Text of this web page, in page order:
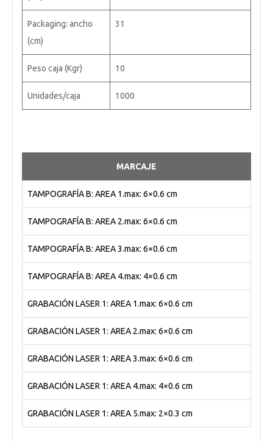
Packaging: ancho
(cm)
31
Peso caja (Kgr) 10
Unidades/caja 1000
MARCAJE
TAMPOGRAFÍA B: AREA 1.max: 6×0.6 cm
TAMPOGRAFÍA B: AREA 2.max: 6×0.6 cm
TAMPOGRAFÍA B: AREA 3.max: 6×0.6 cm
TAMPOGRAFÍA B: AREA 4.max: 4×0.6 cm
GRABACIÓN LASER 1: AREA 1.max: 6×0.6 cm
GRABACIÓN LASER 1: AREA 2.max: 6×0.6 cm
GRABACIÓN LASER 1: AREA 3.max: 6×0.6 cm
GRABACIÓN LASER 1: AREA 4.max: 4×0.6 cm
GRABACIÓN LASER 1: AREA 5.max: 2×0.3 cm